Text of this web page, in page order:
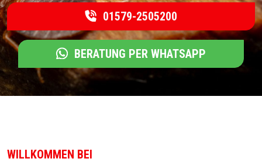
01579-2505200
BERATUNG PER WHATSAPP
WILLKOMMEN BEI